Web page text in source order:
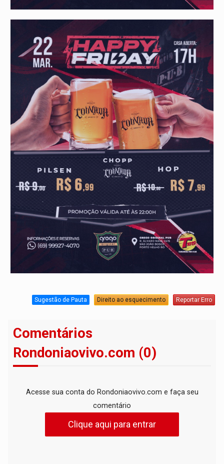
Sugestão de Pauta Direito ao esquecimento Reportar Erro
Comentários
Rondoniaovivo.com (0)
Acesse sua conta do Rondoniaovivo.com e faça seu
comentário
Clique aqui para entrar